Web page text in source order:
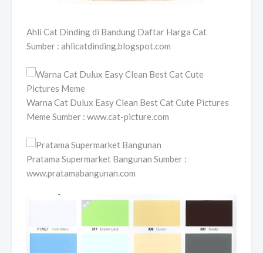
Ahli Cat Dinding di Bandung Daftar Harga Cat
Sumber : ahlicatdinding.blogspot.com
Warna Cat Dulux Easy Clean Best Cat Cute Pictures
Meme Sumber : www.cat-picture.com
Pratama Supermarket Bangunan Sumber :
www.pratamabangunan.com